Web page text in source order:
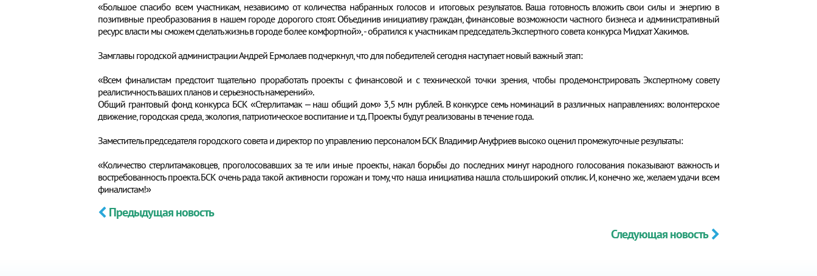
«Большое спасибо всем участникам, независимо от количества набранных голосов и итоговых результатов. Ваша готовность вложить свои силы и энергию в
позитивные преобразования в нашем городе дорогого стоят. Объединив инициативу граждан, финансовые возможности частного бизнеса и административный
ресурс власти мы сможем сделать жизнь в городе более комфортной», - обратился к участникам председатель Экспертного совета конкурса Мидхат Хакимов.
Замглавы городской администрации Андрей Ермолаев подчеркнул, что для победителей сегодня наступает новый важный этап:
«Всем финалистам предстоит тщательно проработать проекты с финансовой и с технической точки зрения, чтобы продемонстрировать Экспертному совету
реалистичность ваших планов и серьезность намерений».
Общий грантовый фонд конкурса БСК «Стерлитамак – наш общий дом» 3,5 млн рублей. В конкурсе семь номинаций в различных направлениях: волонтерское
движение, городская среда, экология, патриотическое воспитание и т.д. Проекты будут реализованы в течение года.
Заместитель председателя городского совета и директор по управлению персоналом БСК Владимир Ануфриев высоко оценил промежуточные результаты:
«Количество стерлитамаковцев, проголосовавших за те или иные проекты, накал борьбы до последних минут народного голосования показывают важность и
востребованность проекта. БСК очень рада такой активности горожан и тому, что наша инициатива нашла столь широкий отклик. И, конечно же, желаем удачи всем
финалистам!»
Предыдущая новость
Следующая новость